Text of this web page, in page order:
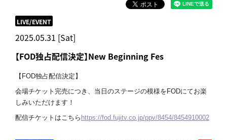
2025.05.31 [Sat]
LIVE/EVENT
【FOD独占配信決定】New Beginning Fes
【FOD独占配信決定】
会場チケット完売につき、 当日のステージの模様をFODにてお楽
しみいただけます！
配信チケットはこちら https://fod.fujitv.co.jp/ppv/8454/8454910002